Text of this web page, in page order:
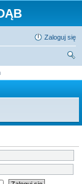
Zaloguj się